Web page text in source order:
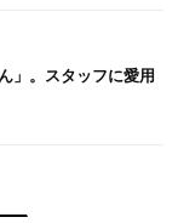
」。スタッフに愛用
の”を作り続ける。
魅力をのせた衣「中
6つの問いと1つの答
るように。中川政七
る「今日も、土鍋ま
麺だけじゃもったい